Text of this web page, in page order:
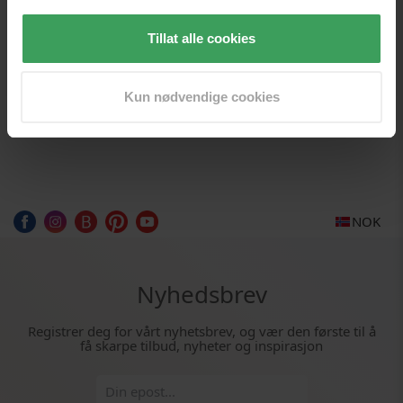
Tillat alle cookies
Kun nødvendige cookies
jentene mine ville like å bruke.
NOK
Nyhedsbrev
Registrer deg for vårt nyhetsbrev, og vær den første til å
få skarpe tilbud, nyheter og inspirasjon